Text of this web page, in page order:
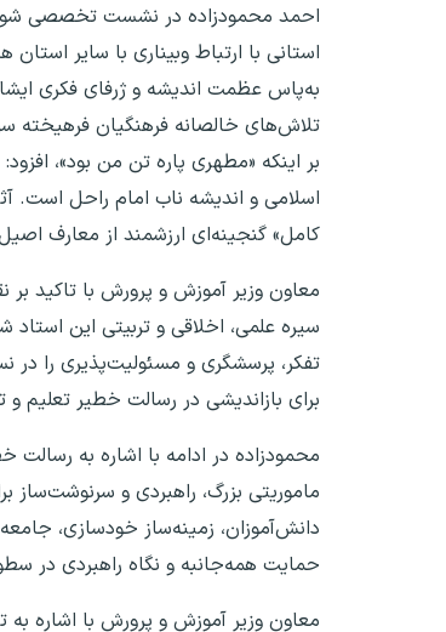
احمد محمودزاده در نشست تخصصی
استانی با ارتباط وبیناری با سایر
به‌پاس عظمت اندیشه و ژرفای فکری
تلاش‌های خالصانه فرهنگیان
بر اینکه «مطهری پاره تن من بود»،
اسلامی و اندیشه ناب امام راحل است.
کامل» گنجینه‌ای ارزشمند از معارف
معاون وزیر آموزش و پرورش با تاکید
سیره علمی، اخلاقی و تربیتی این
تفکر، پرسشگری و مسئولیت‌پذیری را
برای بازاندیشی در رسالت خطیر تعلیم
محمودزاده در ادامه با اشاره به
ماموریتی بزرگ، راهبردی و سرنوشت‌ساز
دانش‌آموزان، زمینه‌ساز خودسازی،
حمایت همه‌جانبه و نگاه راهبردی در
معاون وزیر آموزش و پرورش با اشاره